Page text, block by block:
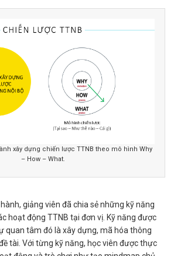
xây dựng chiến lược TTNB theo mô hình Why
– How – What.
giảng viên đã chia sẻ những kỹ năng
hoạt động TTNB tại đơn vị. Kỹ năng được
quan tâm đó là xây dựng, mã hóa thông
tài. Với từng kỹ năng, học viên được thực